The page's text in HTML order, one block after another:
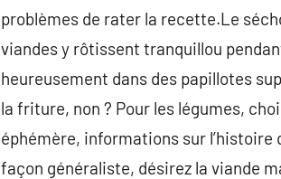
problèmes de rater la recette.Le
viandes y rôtissent tranquillou
heureusement dans des papillotes
la friture, non ? Pour les légumes,
éphémère, informations sur l’histoire
façon généraliste, désirez la viande